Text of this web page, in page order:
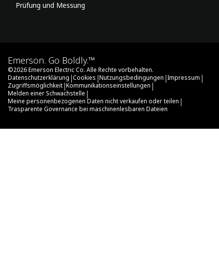
Prüfung und Messung
Emerson. Go Boldly.™
©2026Emerson Electric Co. Alle Rechte vorbehalten.
Datenschutzerklärung |Cookies |Nutzungsbedingungen |Impressum |
Zugriffsmöglichkeit |Kommunikationseinstellungen |
Melden einer Schwachstelle |
Meine personenbezogenen Daten nicht verkaufen oder teilen |
Trasparente Governance bei maschinenlesbaren Dateien